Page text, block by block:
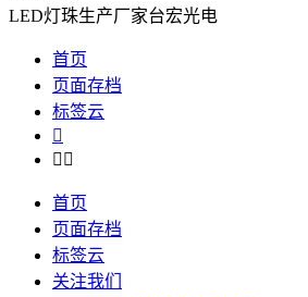
LED灯珠生产厂家台宏光电
首页
页面存档
标签云

 
首页
页面存档
标签云
关注我们